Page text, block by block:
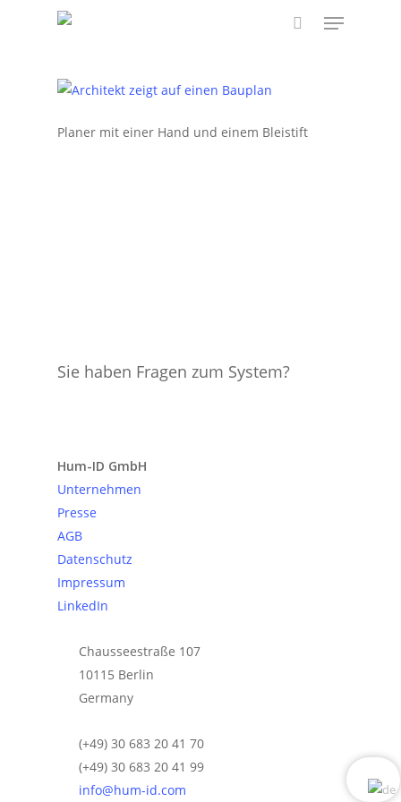
Menu
Planer mit einer Hand und einem Bleistift
Sie haben Fragen zum System?
Hum-ID GmbH
Unternehmen
Presse
AGB
Datenschutz
Impressum
LinkedIn
Chausseestraße 107
10115 Berlin
Germany
(+49) 30 683 20 41 70
(+49) 30 683 20 41 99
info@hum-id.com